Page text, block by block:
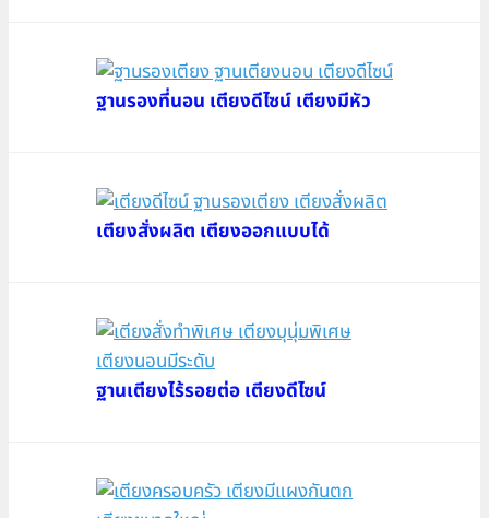
ฐานรองที่นอน เตียงดีไซน์ เตียงมีหัว
เตียงสั่งผลิต เตียงออกแบบได้
ฐานเตียงไร้รอยต่อ เตียงดีไซน์